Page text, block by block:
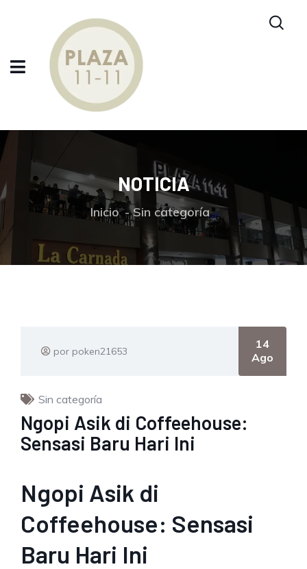
NOTICIA
Inicio Sin categoría
por poken21653
14
Ago
Sin categoría
Ngopi Asik di Coffeehouse:
Sensasi Baru Hari Ini
Ngopi Asik di
Coffeehouse: Sensasi
Baru Hari Ini